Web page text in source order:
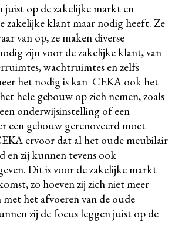
juist op de zakelijke markt en
zakelijke klant maar nodig heeft. Ze
van op, ze maken diverse
zijn voor de zakelijke klant, van
wachtruimtes en zelfs
het nodig is kan CEKA ook het
hele gebouw op zich nemen, zoals
onderwijsinstelling of een
een gebouw gerenoveerd moet
ervoor dat al het oude meubilair
en zij kunnen tevens ook
Dit is voor de zakelijke markt
zo hoeven zij zich niet meer
het afvoeren van de oude
zij de focus leggen juist op de